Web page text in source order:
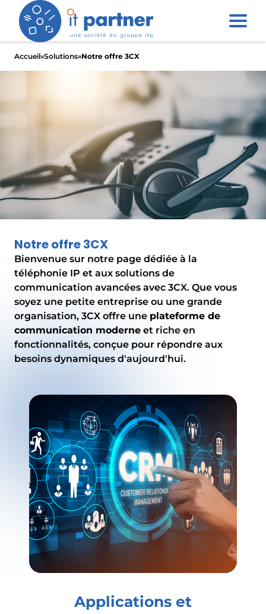
Accueil»Solutions»Notre offre 3CX
Notre offre 3CX
Bienvenue sur notre page dédiée à la
téléphonie IP et aux solutions de
communication avancées avec 3CX. Que vous
soyez une petite entreprise ou une grande
organisation, 3CX offre une plateforme de
communication moderne et riche en
fonctionnalités, conçue pour répondre aux
besoins dynamiques d'aujourd'hui.
Applications et